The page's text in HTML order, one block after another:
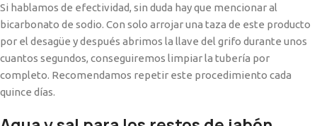
Si hablamos de efectividad, sin duda hay que mencionar al
bicarbonato de sodio. Con solo arrojar una taza de este producto
por el desagüe y después abrimos la llave del grifo durante unos
cuantos segundos, conseguiremos limpiar la tubería por
completo. Recomendamos repetir este procedimiento cada
quince días.